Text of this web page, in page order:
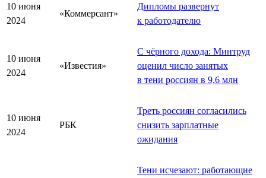
10 июня
2024
«Коммерсант»
Дипломы развернут
к работодателю
10 июня
2024
«Известия»
С чёрного дохода: Минтруд
оценил число занятых
в тени россиян в 9,6 млн
10 июня
2024
РБК
Треть россиян согласились
снизить зарплатные
ожидания
Тени исчезают: работающие